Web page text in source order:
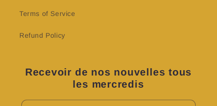
Terms of Service
Refund Policy
Recevoir de nos nouvelles tous
les mercredis